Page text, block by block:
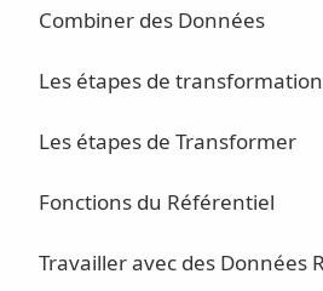
Combiner des Données
Les étapes de
Les étapes de Transformer
Fonctions du Référentiel
Travailler avec des Données